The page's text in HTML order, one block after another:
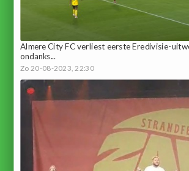
Almere City FC verliest eerste Eredivisie-
ondanks...
Zo 20-08-2023, 22:30